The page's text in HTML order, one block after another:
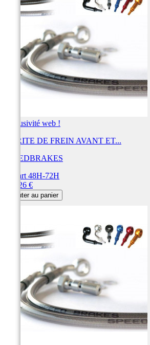
Exclusivité web !
DURITE DE FREIN AVANT ET...
SPEEDBRAKES
Départ 48H-72H
452,26 €
Ajouter au panier